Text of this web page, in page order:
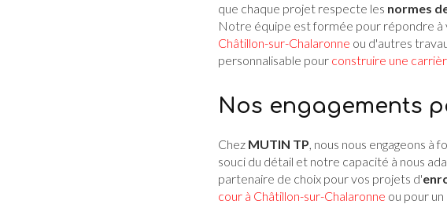
que chaque projet respecte les normes
Notre équipe est formée pour répondre à
Châtillon-sur-Chalaronne ou d'autres
personnalisable pour construire une
Nos engagements
Chez MUTIN TP, nous nous engageons
souci du détail et notre capacité à nous
partenaire de choix pour vos projets d'
cour à Châtillon-sur-Chalaronne ou pour un